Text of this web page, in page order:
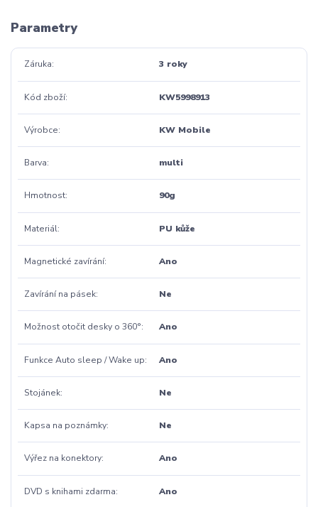
Parametry
Záruka 3 roky
Kód zboží KW5998913
Výrobce KW Mobile
Barva multi
Hmotnost 90g
Materiál PU kůže
Magnetické zavírání Ano
Zavírání na pásek Ne
Možnost otočit desky o 360° Ano
Funkce Auto sleep / Wake up Ano
Stojánek Ne
Kapsa na poznámky Ne
Výřez na konektory Ano
DVD s knihami zdarma Ano